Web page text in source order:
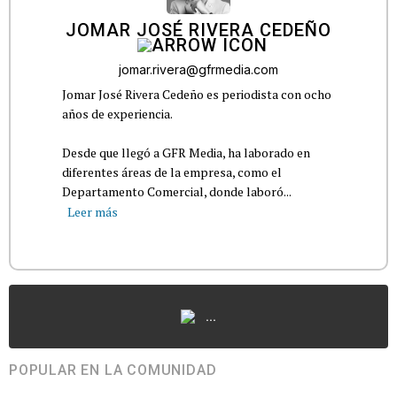
JOMAR JOSÉ RIVERA CEDEÑO
jomar.rivera@gfrmedia.com
Jomar José Rivera Cedeño es periodista con ocho
años de experiencia.
Desde que llegó a GFR Media, ha laborado en
diferentes áreas de la empresa, como el
Departamento Comercial, donde laboró...
Leer más
...
POPULAR EN LA COMUNIDAD